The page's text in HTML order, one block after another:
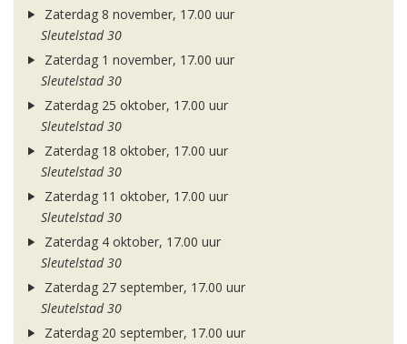
Zaterdag 8 november, 17.00 uur
Sleutelstad 30
Zaterdag 1 november, 17.00 uur
Sleutelstad 30
Zaterdag 25 oktober, 17.00 uur
Sleutelstad 30
Zaterdag 18 oktober, 17.00 uur
Sleutelstad 30
Zaterdag 11 oktober, 17.00 uur
Sleutelstad 30
Zaterdag 4 oktober, 17.00 uur
Sleutelstad 30
Zaterdag 27 september, 17.00 uur
Sleutelstad 30
Zaterdag 20 september, 17.00 uur